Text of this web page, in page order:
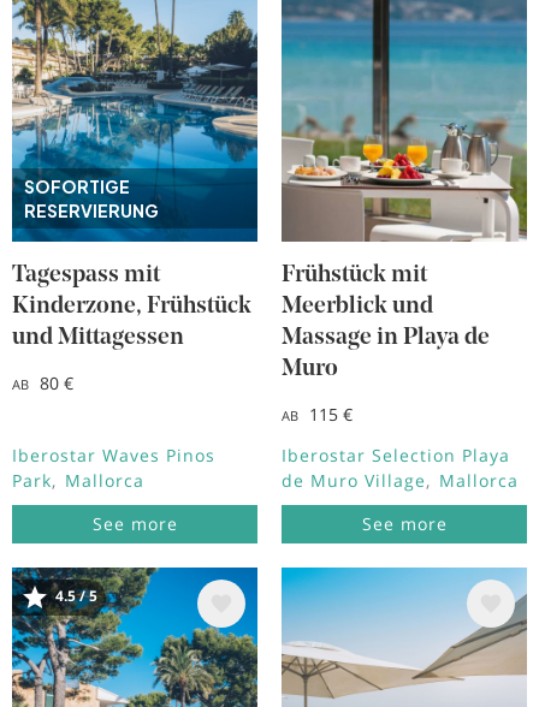
SOFORTIGE
RESERVIERUNG
Tagespass mit
Kinderzone, Frühstück
und Mittagessen
AB 80 €
Iberostar Waves Pinos
Park
Mallorca
See more
Frühstück mit
Meerblick und
Massage in Playa de
Muro
AB
115 €
Iberostar Selection Playa
de Muro Village
Mallorca
See more
Bild4.5 / 5 Bild